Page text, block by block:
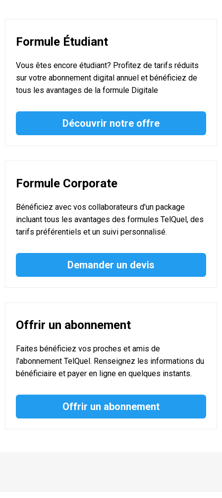
Formule Étudiant
Vous êtes encore étudiant? Profitez de tarifs réduits
sur votre abonnement digital annuel et bénéficiez de
tous les avantages de la formule Digitale
Découvrir notre offre
Formule Corporate
Bénéficiez avec vos collaborateurs d'un package
incluant tous les avantages des formules TelQuel, des
tarifs préférentiels et un suivi personnalisé.
Demander un devis
Offrir un abonnement
Faites bénéficiez vos proches et amis de
l'abonnement TelQuel. Renseignez les informations du
bénéficiaire et payer en ligne en quelques instants.
Offrir un abonnement